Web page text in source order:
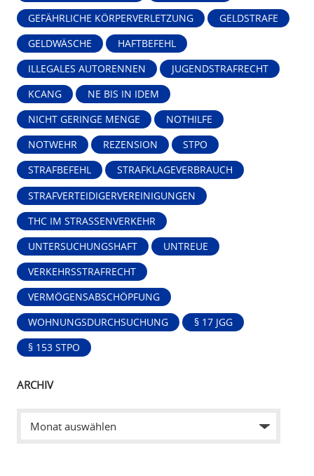
GEFÄHRLICHE KÖRPERVERLETZUNG GELDSTRAFE
GELDWÄSCHE HAFTBEFEHL
ILLEGALES AUTORENNEN JUGENDSTRAFRECHT
KCANG NE BIS IN IDEM
NICHT GERINGE MENGE NOTHILFE
NOTWEHR REZENSION STPO
STRAFBEFEHL STRAFKLAGEVERBRAUCH
STRAFVERTEIDIGERVEREINIGUNGEN
THC IM STRASSENVERKEHR
UNTERSUCHUNGSHAFT UNTREUE
VERKEHRSSTRAFRECHT
VERMÖGENSABSCHÖPFUNG
WOHNUNGSDURCHSUCHUNG § 17 JGG
§ 153 STPO
ARCHIV